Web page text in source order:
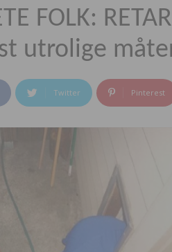
FOLK:
utrolige
Twitter Pinterest